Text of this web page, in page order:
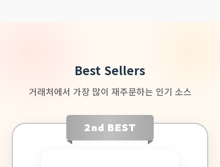
Best Sellers
거래처에서 가장 많이 재주문하는 인기 소스
2nd BEST